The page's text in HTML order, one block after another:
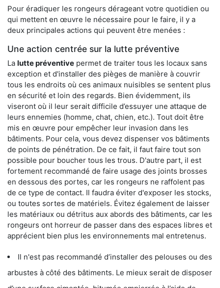
Pour éradiquer les rongeurs dérageant votre quotidien ou
qui mettent en œuvre le nécessaire pour le faire, il y a
deux principales actions qui peuvent être menées :
Une action centrée sur la lutte préventive
La lutte préventive permet de traiter tous les locaux sans
exception et d'installer des pièges de manière à couvrir
tous les endroits où ces animaux nuisibles se sentent plus
en sécurité et loin des regards. Bien évidemment, ils
viseront où il leur serait difficile d’essuyer une attaque de
leurs ennemies (homme, chat, chien, etc.). Tout doit être
mis en œuvre pour empêcher leur invasion dans les
bâtiments. Pour cela, vous devez dispenser vos bâtiments
de points de pénétration. De ce fait, il faut faire tout son
possible pour boucher tous les trous. D'autre part, il est
fortement recommandé de faire usage des joints brosses
en dessous des portes, car les rongeurs ne raffolent pas
de ce type de contact. Il faudra éviter d'exposer les stocks,
ou toutes sortes de matériels. Évitez également de laisser
les matériaux ou détritus aux abords des bâtiments, car les
rongeurs ont horreur de passer dans des espaces libres et
apprécient bien plus les environnements mal entretenus.
Il n'est pas recommandé d’installer des pelouses ou des
arbustes à côté des bâtiments. Le mieux serait de disposer